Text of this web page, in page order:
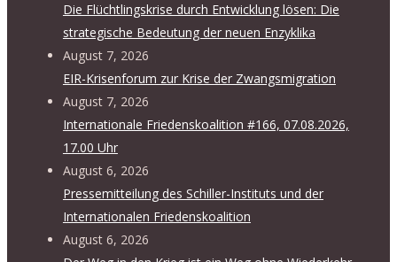
Die Flüchtlingskrise durch Entwicklung lösen: Die
strategische Bedeutung der neuen Enzyklika
August 7, 2026
EIR-Krisenforum zur Krise der Zwangsmigration
August 7, 2026
Internationale Friedenskoalition #166, 07.08.2026,
17.00 Uhr
August 6, 2026
Pressemitteilung des Schiller-Instituts und der
Internationalen Friedenskoalition
August 6, 2026